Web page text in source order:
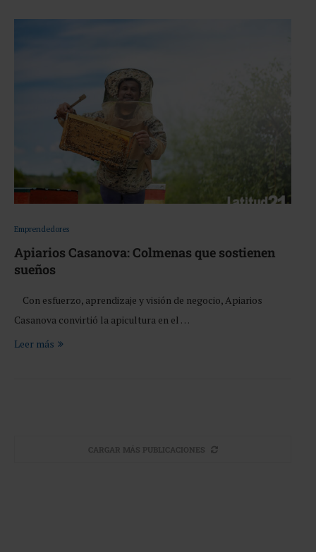
Emprendedores
Apiarios Casanova: Colmenas que sostienen
sueños
Con esfuerzo, aprendizaje y visión de negocio, Apiarios
Casanova convirtió la apicultura en el …
Leer más
CARGAR MÁS PUBLICACIONES